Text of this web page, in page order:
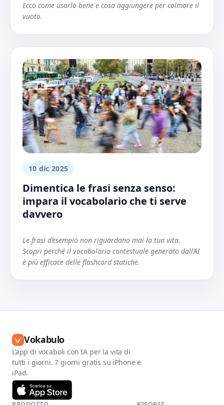
Ecco come usarlo bene e cosa aggiungere per colmare il
vuoto.
10 dic 2025
Dimentica le frasi senza senso:
impara il vocabolario che ti serve
davvero
Le frasi d’esempio non riguardano mai la tua vita.
Scopri perché il vocabolario contestuale generato dall’AI
è più efficace delle flashcard statiche.
Vokabulo
L’app di vocaboli con IA per la vita di
tutti i giorni. 7 giorni gratis su iPhone e
iPad.